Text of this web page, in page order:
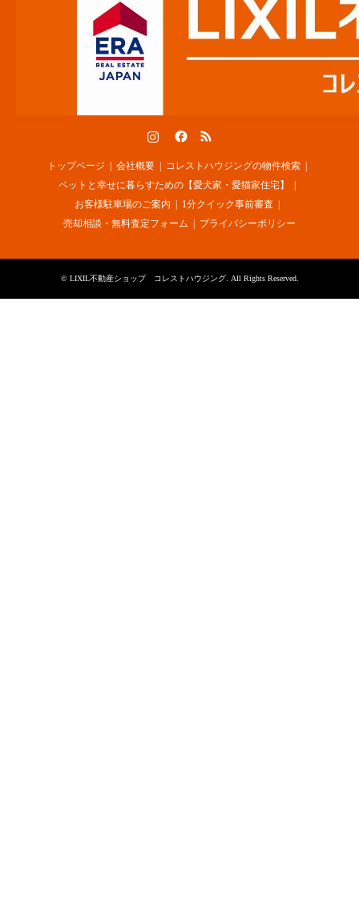
トップページ 会社概要
コレストハウジングの物件検索
ペットと幸せに暮らすための【愛犬家・愛猫家住宅】
お客様駐車場のご案内
1分クイック事前審査
売却相談・無料査定フォーム
プライバシーポリシー
© LIXIL不動産ショップ コレストハウジング. All Rights Reserved.